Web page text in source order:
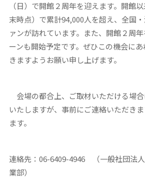
（日）で開館２周年を迎えます。開館
末時点）で累計94,000人を超え、全国
ァンが訪れています。また、開館２周
ーンも開始予定です。ぜひこの機会に
きますようお願い申し上げます。
会場の都合上、ご取材いただける場
いたしますが、事前にご連絡いただき
ます。
連絡先：06-6409-4946 （一般社団法
業部）